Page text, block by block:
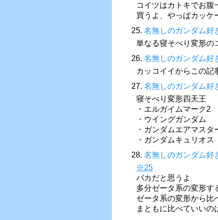
コイツはカトキでお腹
買うよ、やっぱカッケ
25. 名無しのガンダム好
単なる寝そべり変形の
26. 名無しのガンダム好
カッコイイからこの記
27. 名無しのガンダム好
寝そべり変形四天王
・エルガイムマーク2
・ウイングガンダム
・ガンダムエアマスタ
・ガンダムキュリオス
28. 名無しのガンダム好
※25
バカだと思うよ
多分ゼータ系の変形す
ゼータ系の変形から比
まともに比べていい